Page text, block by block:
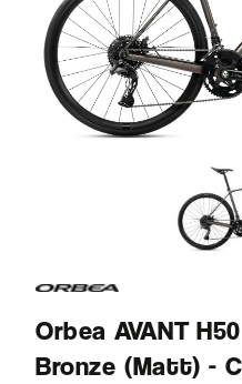
Orbea AVANT
Bronze (Matt) -